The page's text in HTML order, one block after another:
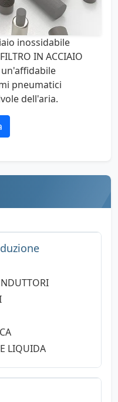
inossidabile
IN ACCIAIO
un'affidabile
pneumatici
dell'aria.
LIQUIDA